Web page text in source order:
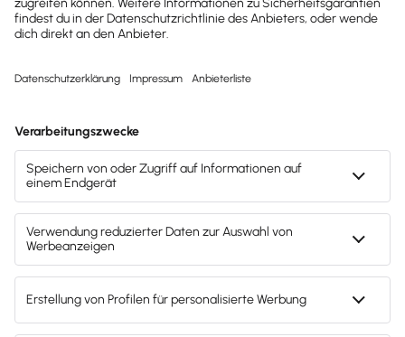
Schädlingsbekämpfer und Gebäudereiniger.
Mach's dir leicht und gib deinem Business den
entscheidenden Push – mit unserer Software für
Buchhaltung & Lohn.